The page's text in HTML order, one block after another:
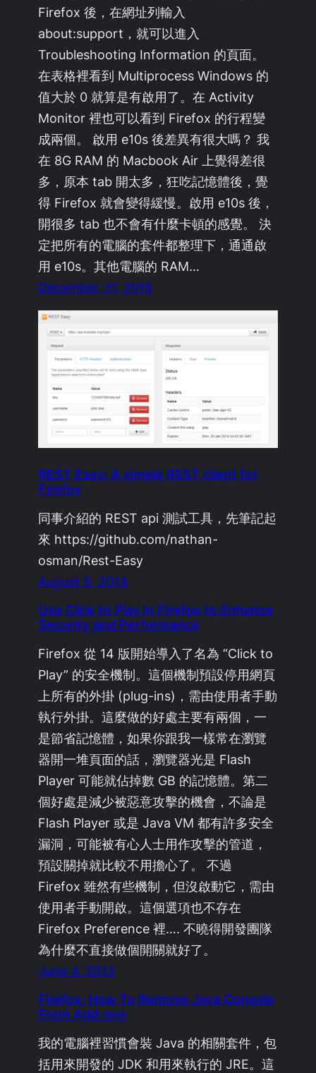
Firefox 後，在網址列輸入
about:support，就可以進入
Troubleshooting Information 的頁面。
在表格裡看到 Multiprocess Windows 的
值大於 0 就算是有啟用了。在 Activity
Monitor 裡也可以看到 Firefox 的行程變
成兩個。 啟用 e10s 後差異有很大嗎？ 我
在 8G RAM 的 Macbook Air 上覺得差很
多，原本 tab 開太多，狂吃記憶體後，覺
得 Firefox 就會變得緩慢。啟用 e10s 後，
開很多 tab 也不會有什麼卡頓的感覺。 決
定把所有的電腦的套件都整理下，通通啟
用 e10s。其他電腦的 RAM…
December 31, 2016
REST Easy: A simple REST client for
Firefox
同事介紹的 REST api 測試工具，先筆記起
來 https://github.com/nathan-
osman/Rest-Easy
August 5, 2014
Use Click to Play in Firefox to Enhance
Security and Performance
Firefox 從 14 版開始導入了名為 “Click to
Play” 的安全機制。這個機制預設停用網頁
上所有的外掛 (plug-ins)，需由使用者手動
執行外掛。這麼做的好處主要有兩個，一
是節省記憶體，如果你跟我一樣常在瀏覽
器開一堆頁面的話，瀏覽器光是 Flash
Player 可能就佔掉數 GB 的記憶體。第二
個好處是減少被惡意攻擊的機會，不論是
Flash Player 或是 Java VM 都有許多安全
漏洞，可能被有心人士用作攻擊的管道，
預設關掉就比較不用擔心了。 不過
Firefox 雖然有些機制，但沒啟動它，需由
使用者手動開啟。這個選項也不存在
Firefox Preference 裡…. 不曉得開發團隊
為什麼不直接做個開關就好了。
June 4, 2013
Firefox: How To Remove Java Console
From Add-ons
我的電腦裡習慣會裝 Java 的相關套件，包
括用來開發的 JDK 和用來執行的 JRE。這